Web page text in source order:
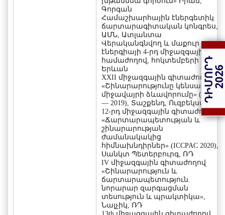
Գորգան
Համաշխարհային էներգետիկ
ճարտարագիտական կոնգրես,
ԱՄՆ, Ատլանտա
Վերականգնվող և մաքուր
էներգիայի 4-րդ միջազգային
համաժողով, հոկտեմբերի 5-7-ը,
Երևան
XXII միջազգային գիտաժողով
«Շինարարությունը կենսա-
միջավայրի ձևավորումը» (FORM
— 2019), Տաշքենդ, Ուզբեկստան:
12-րդ միջազգային գիտաժողով
«Ճարտարապետության և
շինարարության
ժամանակակից
հիմնախնդիրներ» (ICCPAC 2020),
Սանկտ Պետերբուրգ, ՌԴ
IV միջազգային գիտաժողով
«Շինարարություն և
ճարտարապետություն.
նորարար զարգացման
տեսություն և պրակտիկա»,
Նալչիկ, ՌԴ